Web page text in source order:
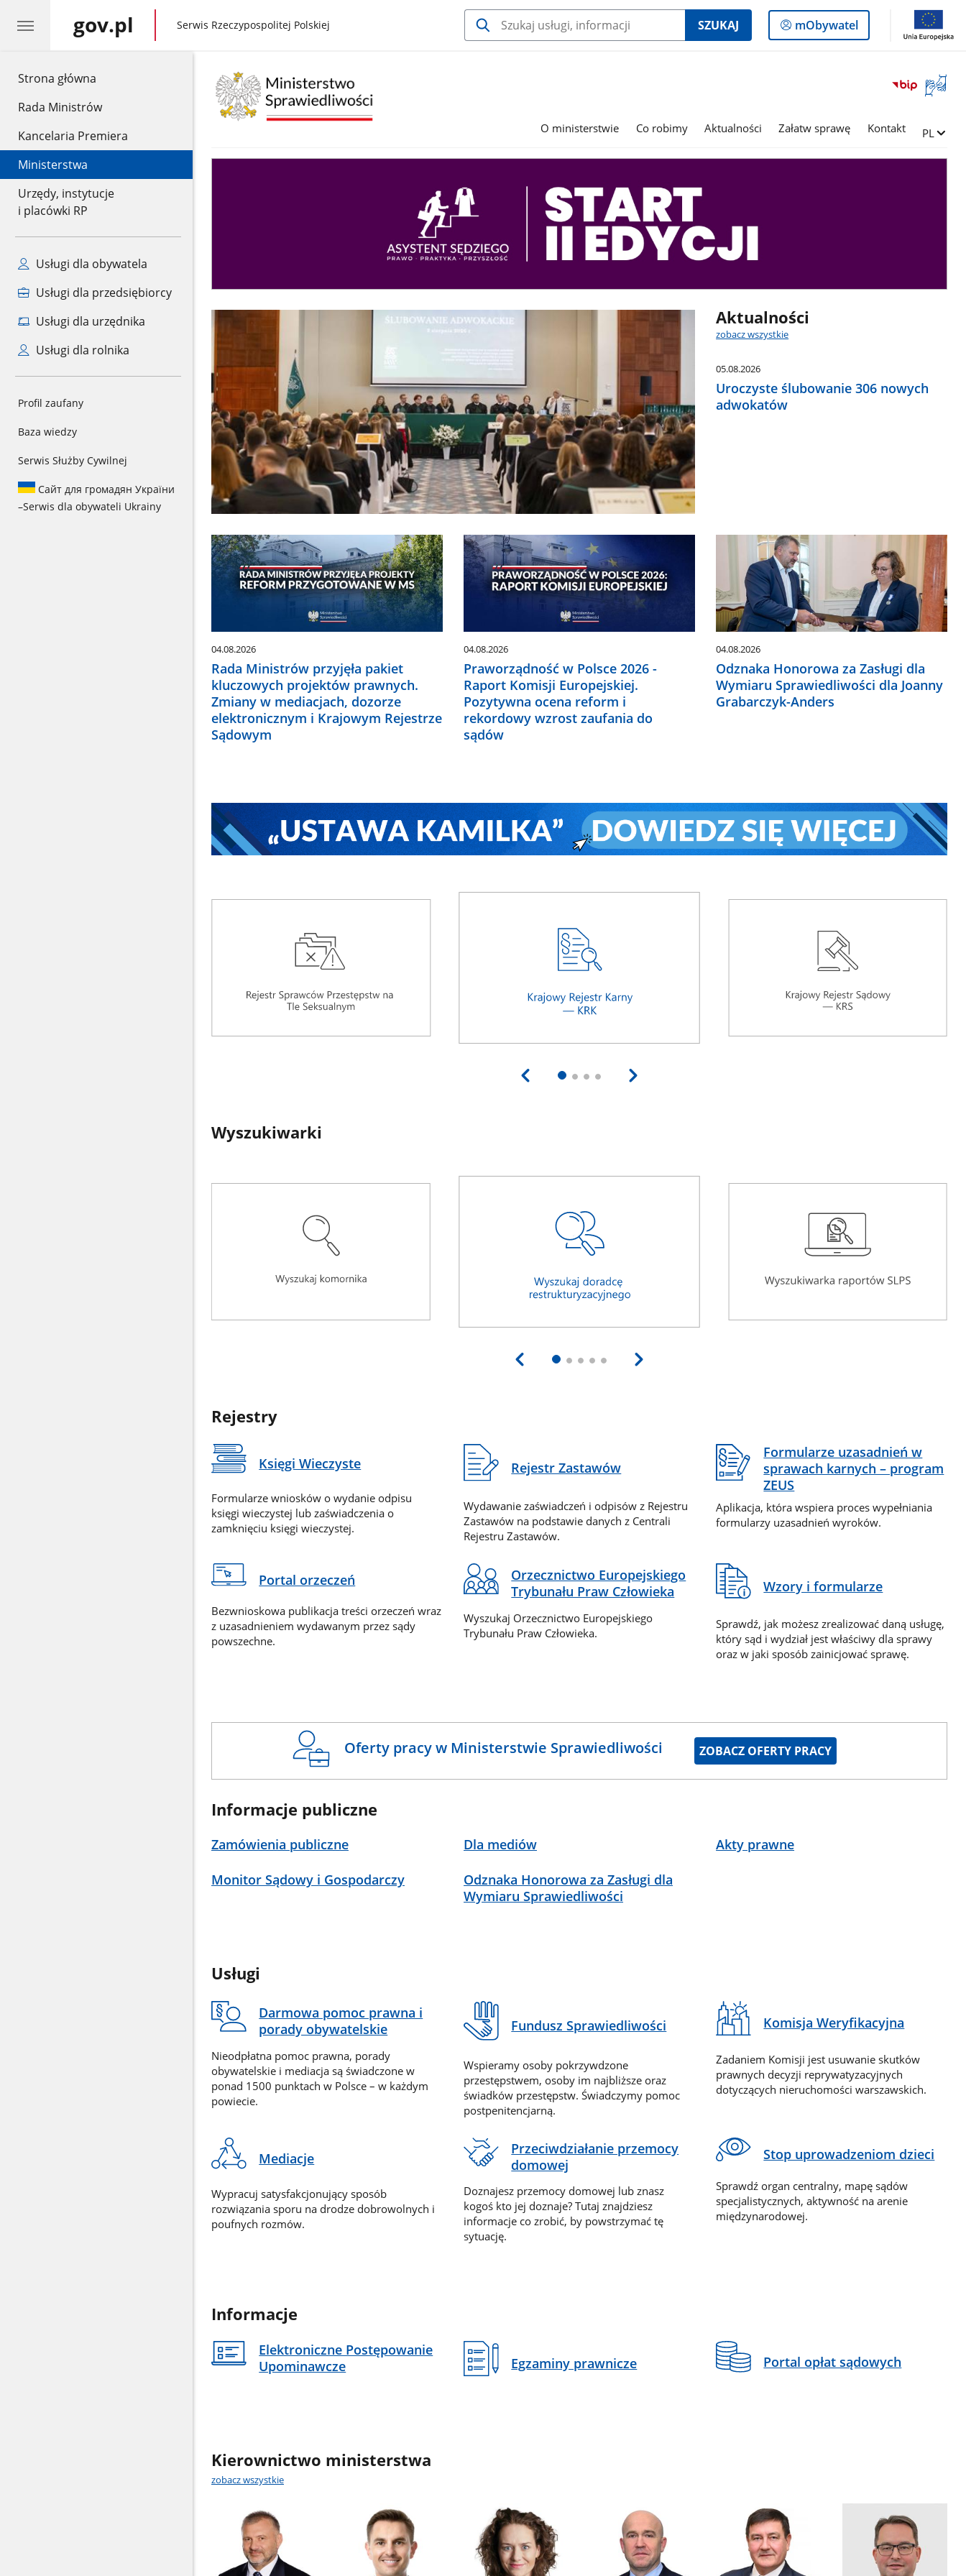
Strona główna
Rada Ministrów
Kancelaria Premiera
Ministerstwa
Urzędy, instytucje
i placówki RP
Usługi dla obywatela
Usługi dla przedsiębiorcy
Usługi dla urzędnika
Usługi dla rolnika
Profil zaufany
Baza wiedzy
Serwis Służby Cywilnej
Сайт для громадян України
–Serwis dla obywateli Ukrainy
gov.pl gov.pl
Serwis Rzeczypospolitej Polskiej SZUKAJ
Logowanie
do
mObywatel
Otwórz
okno
języka
O ministerstwie Co robimy Aktualności Załatw sprawę Kontakt Zmień
PL
Aktualności
zobacz wszystkie
05.08.2026
Uroczyste ślubowanie 306 nowych
adwokatów
04.08.2026
Rada Ministrów przyjęła pakiet
kluczowych projektów prawnych.
Zmiany w mediacjach, dozorze
elektronicznym i Krajowym Rejestrze
Sądowym
04.08.2026
Praworządność w Polsce 2026 -
Raport Komisji Europejskiej.
Pozytywna ocena reform i
rekordowy wzrost zaufania do
sądów
04.08.2026
Odznaka Honorowa za Zasługi dla
Wymiaru Sprawiedliwości dla Joanny
Grabarczyk-Anders
Wyszukiwarki
Rejestry
Księgi Wieczyste
Formularze wniosków o wydanie odpisu
księgi wieczystej lub zaświadczenia o
zamknięciu księgi wieczystej.
Rejestr Zastawów
Wydawanie zaświadczeń i odpisów z Rejestru
Zastawów na podstawie danych z Centrali
Rejestru Zastawów.
Formularze uzasadnień w
sprawach karnych – program
ZEUS
Aplikacja, która wspiera proces wypełniania
formularzy uzasadnień wyroków.
Portal orzeczeń
Bezwnioskowa publikacja treści orzeczeń wraz
z uzasadnieniem wydawanym przez sądy
powszechne.
Orzecznictwo Europejskiego
Trybunału Praw Człowieka
Wyszukaj Orzecznictwo Europejskiego
Trybunału Praw Człowieka.
Wzory i formularze
Sprawdź, jak możesz zrealizować daną usługę,
który sąd i wydział jest właściwy dla sprawy
oraz w jaki sposób zainicjować sprawę.
Oferty pracy w Ministerstwie Sprawiedliwości ZOBACZ OFERTY PRACY
Informacje publiczne
Zamówienia publiczne Dla mediów Akty prawne
Monitor Sądowy i Gospodarczy
Odznaka Honorowa za Zasługi dla
Wymiaru Sprawiedliwości
Usługi
Darmowa pomoc prawna i
porady obywatelskie
Nieodpłatna pomoc prawna, porady
obywatelskie i mediacja są świadczone w
ponad 1500 punktach w Polsce – w każdym
powiecie.
Fundusz Sprawiedliwości
Wspieramy osoby pokrzywdzone
przestępstwem, osoby im najbliższe oraz
świadków przestępstw. Świadczymy pomoc
postpenitencjarną.
Komisja Weryfikacyjna
Zadaniem Komisji jest usuwanie skutków
prawnych decyzji reprywatyzacyjnych
dotyczących nieruchomości warszawskich.
Mediacje
Wypracuj satysfakcjonujący sposób
rozwiązania sporu na drodze dobrowolnych i
poufnych rozmów.
Przeciwdziałanie przemocy
domowej
Doznajesz przemocy domowej lub znasz
kogoś kto jej doznaje? Tutaj znajdziesz
informacje co zrobić, by powstrzymać tę
sytuację.
Stop uprowadzeniom dzieci
Sprawdź organ centralny, mapę sądów
specjalistycznych, aktywność na arenie
międzynarodowej.
Informacje
Elektroniczne Postępowanie
Upominawcze
Egzaminy prawnicze Portal opłat sądowych
Kierownictwo ministerstwa
zobacz wszystkie